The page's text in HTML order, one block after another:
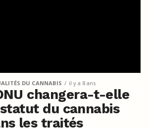
DU CANNABIS il y a 8 ans
changera-t-elle
du cannabis
les traités